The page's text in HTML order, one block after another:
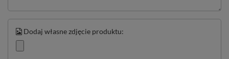
Dodaj własne zdjęcie produktu: